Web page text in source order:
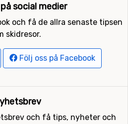
social medier
och få de allra senaste tipsen
skidresor.
Följ oss på Facebook
och få tips, nyheter och